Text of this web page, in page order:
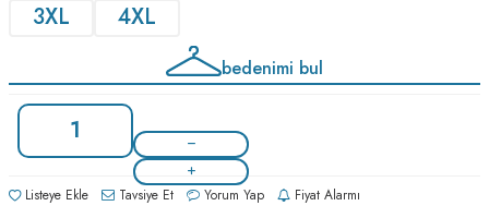
3XL
4XL
bedenimi bul
Listeye Ekle Tavsiye Et Yorum Yap Fiyat Alarmı